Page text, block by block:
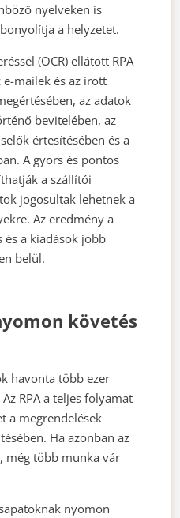
nyelveken is
a helyzetet.
(OCR) ellátott RPA
e-mailek és az írott
az adatok
bevitelében, az
értesítésében és a
A gyors és pontos
a szállítói
jogosultak lehetnek a
Az eredmény a
a kiadások jobb
belül.
követés
havonta több ezer
RPA a teljes folyamat
a megrendelések
Ha azonban az
még több munka vár
nyomon